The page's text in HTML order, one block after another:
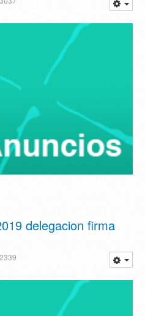
delegacion firma
2339